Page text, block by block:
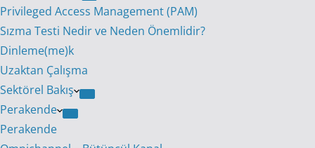
Privileged Access Management (PAM)
Sızma Testi Nedir ve Neden Önemlidir?
Dinleme(me)k
Uzaktan Çalışma
Sektörel Bakış
Perakende
Perakende